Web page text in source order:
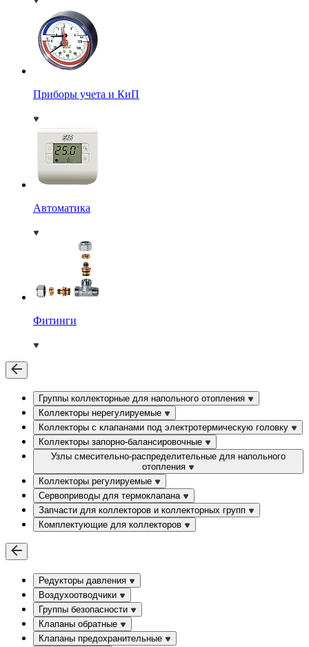
Приборы учета и КиП
Автоматика
Фитинги
Группы коллекторные для напольного отопления
Коллекторы нерегулируемые
Коллекторы с клапанами под электротермическую головку
Коллекторы запорно-балансировочные
Узлы смесительно-распределительные для напольного
отопления
Коллекторы регулируемые
Сервоприводы для термоклапана
Запчасти для коллекторов и коллекторных групп
Комплектующие для коллекторов
Редукторы давления
Воздухоотводчики
Группы безопасности
Клапаны обратные
Клапаны предохранительные